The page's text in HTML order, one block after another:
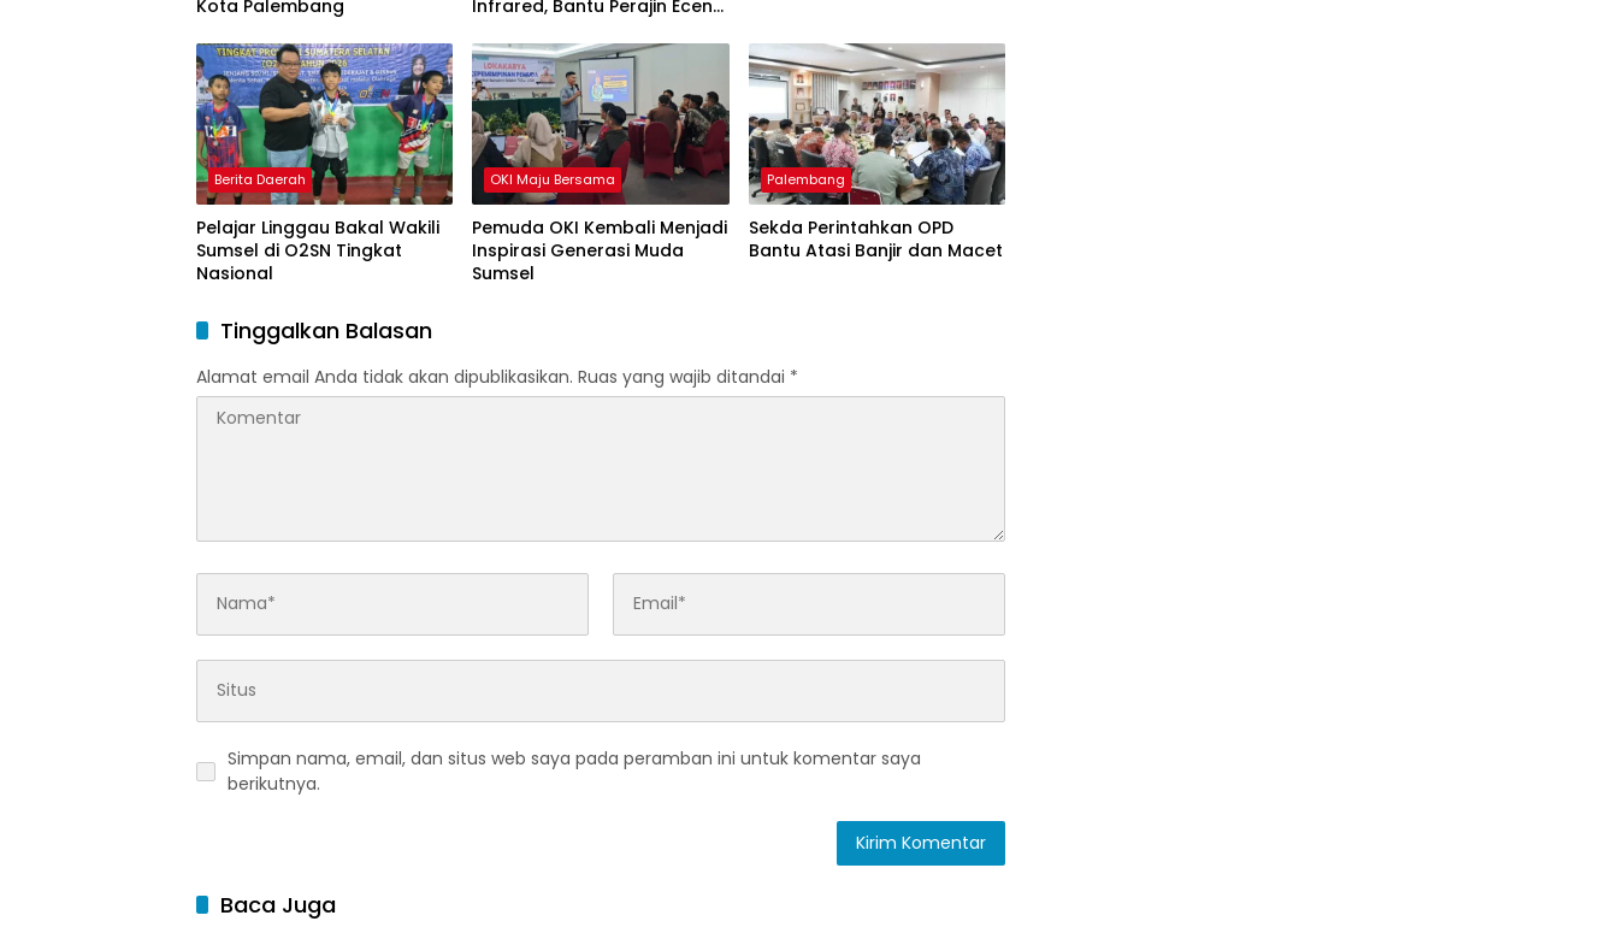
Kota Palembang
Infrared, Bantu Perajin Eceng
Berita Daerah
Pelajar Linggau Bakal Wakili
Sumsel di O2SN Tingkat
Nasional
OKI Maju Bersama
Pemuda OKI Kembali Menjadi
Inspirasi Generasi Muda
Sumsel
Palembang
Sekda Perintahkan OPD
Bantu Atasi Banjir dan Macet
Tinggalkan Balasan
Alamat email Anda tidak akan dipublikasikan. Ruas yang wajib ditandai *
Simpan nama, email, dan situs web saya pada peramban ini untuk komentar saya
berikutnya.
Baca Juga